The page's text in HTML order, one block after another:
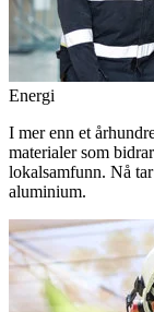
Energi
I mer enn et
materialer som
lokalsamfunn. Nå
aluminium.